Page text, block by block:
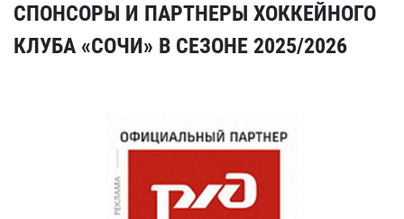
СПОНСОРЫ И ПАРТНЕРЫ ХОККЕЙНОГО
КЛУБА «СОЧИ» В СЕЗОНЕ 2025/2026